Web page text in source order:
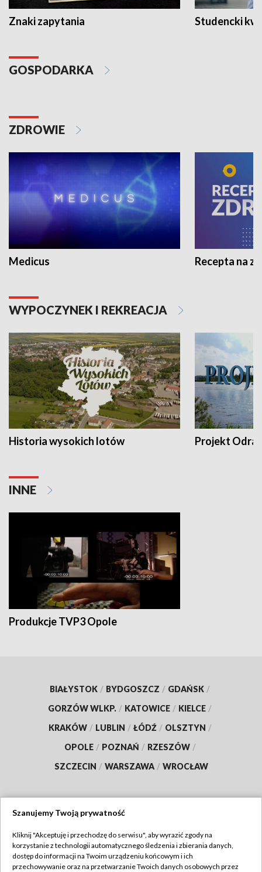
Znaki zapytania Studencki
GOSPODARKA
ZDROWIE
Medicus Recepta na
WYPOCZYNEK I REKREACJA
Historia wysokich lotów Projekt Odra
INNE
Produkcje TVP3 Opole
BIAŁYSTOK / BYDGOSZCZ / GDAŃSK /
GORZÓW WLKP. / KATOWICE / KIELCE /
KRAKÓW / LUBLIN / ŁÓDŹ / OLSZTYN /
OPOLE / POZNAŃ / RZESZÓW /
SZCZECIN / WARSZAWA / WROCŁAW
TVP
Abonament TVP
Szanujemy Twoją prywatność
Kliknij "Akceptuję i przechodzę do serwisu", aby wyrazić zgody na
korzystanie z technologii automatycznego śledzenia i zbierania danych,
dostęp do informacji na Twoim urządzeniu końcowym i ich
przechowywanie oraz na przetwarzanie Twoich danych osobowych przez